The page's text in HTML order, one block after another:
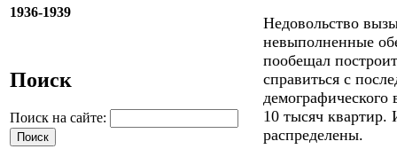
1936-1939
Поиск
Поиск на сайте:
Недовольство
невыполненные
пообещал
справиться с
10 тысяч
распределены.